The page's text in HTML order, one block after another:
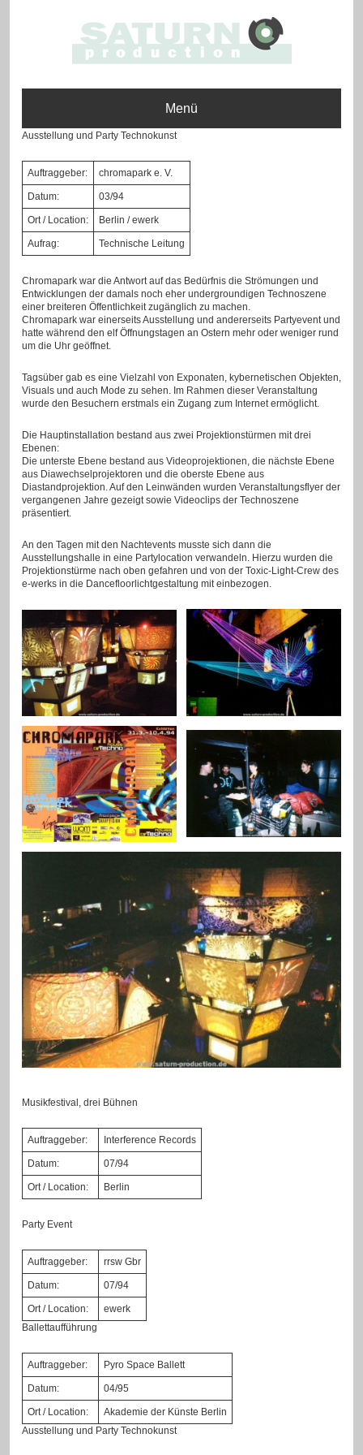
Menü
Ausstellung und Party Technokunst
Auftraggeber: chromapark e. V.
Datum: 03/94
Ort / Location: Berlin / ewerk
Aufrag: Technische Leitung
Chromapark war die Antwort auf das Bedürfnis die Strömungen und
Entwicklungen der damals noch eher undergroundigen Technoszene
einer breiteren Öffentlichkeit zugänglich zu machen.
Chromapark war einerseits Ausstellung und andererseits Partyevent und
hatte während den elf Öffnungstagen an Ostern mehr oder weniger rund
um die Uhr geöffnet.
Tagsüber gab es eine Vielzahl von Exponaten, kybernetischen Objekten,
Visuals und auch Mode zu sehen. Im Rahmen dieser Veranstaltung
wurde den Besuchern erstmals ein Zugang zum Internet ermöglicht.
Die Hauptinstallation bestand aus zwei Projektionstürmen mit drei
Ebenen:
Die unterste Ebene bestand aus Videoprojektionen, die nächste Ebene
aus Diawechselprojektoren und die oberste Ebene aus
Diastandprojektion. Auf den Leinwänden wurden Veranstaltungsflyer der
vergangenen Jahre gezeigt sowie Videoclips der Technoszene
präsentiert.
An den Tagen mit den Nachtevents musste sich dann die
Ausstellungshalle in eine Partylocation verwandeln. Hierzu wurden die
Projektionstürme nach oben gefahren und von der Toxic-Light-Crew des
e-werks in die Dancefloorlichtgestaltung mit einbezogen.
Musikfestival, drei Bühnen
Auftraggeber: Interference Records
Datum: 07/94
Ort / Location: Berlin
Party Event
Auftraggeber: rrsw Gbr
Datum: 07/94
Ort / Location:
ewerk
Ballettaufführung
Auftraggeber: Pyro Space Ballett
Datum: 04/95
Ort / Location:
Akademie der Künste Berlin
Ausstellung und Party Technokunst